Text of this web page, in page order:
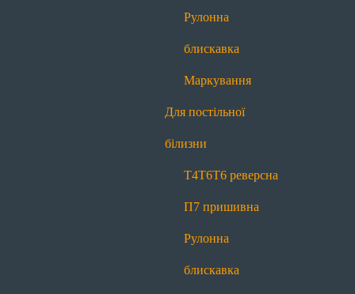
Рулонна
блискавка
Маркування
Для постільної
білизни
Т4Т6Т6 реверсна
П7 пришивна
Рулонна
блискавка
Виробництво